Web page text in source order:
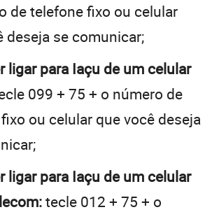
de telefone fixo ou celular
deseja se comunicar;
ligar para Iaçu de um celular
099 + 75 + o número de
ou celular que você deseja
ligar para Iaçu de um celular
tecle 012 + 75 + o